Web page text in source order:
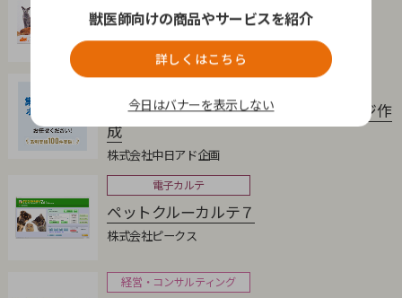
ＪＢＰプラセンタＥＱリキッドＰＲＯ
株式会社日本生物製剤
ＩＴ・システム
動物病院の集患につながる ホームページ作
成
株式会社中日アド企画
電子カルテ
ペットクルーカルテ７
株式会社ピークス
経営・コンサルティング
獣医師向けの商品やサービスを紹介
詳しくはこちら
今日はバナーを表示しない